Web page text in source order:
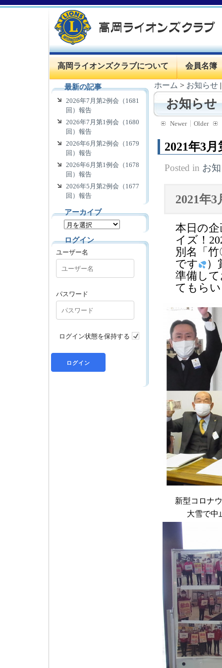
高岡ライオンズクラブについて 会員名簿
ホーム > お知らせ
お知らせ
Newer Older
2021年3
Posted in お
2021年
本日の
イズ！
別名「
です
）
準備し
てもら
新型コロナ
大雪で中
最新の記事
2026年7月第2例会（1681
回）報告
2026年7月第1例会（1680
回）報告
2026年6月第2例会（1679
回）報告
2026年6月第1例会（1678
回）報告
2026年5月第2例会（1677
回）報告
アーカイブ
ログイン
ユーザー名
パスワード
ログイン状態を保持する